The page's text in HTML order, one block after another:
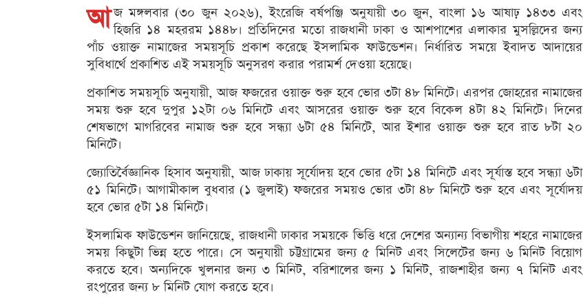
আ জ মঙ্গলবার (৩০ জুন ২০২৬), ইংরেজি বর্ষপঞ্জি অনুযায়ী ৩০ জুন, বাংলা ১৬ আষাঢ় ১৪৩৩ এবং
হিজরি ১৪ মহররম ১৪৪৮। প্রতিদিনের মতো রাজধানী ঢাকা ও আশপাশের এলাকার মুসল্লিদের জন্য
পাঁচ ওয়াক্ত নামাজের সময়সূচি প্রকাশ করেছে ইসলামিক ফাউন্ডেশন। নির্ধারিত সময়ে ইবাদত আদায়ের
সুবিধার্থে প্রকাশিত এই সময়সূচি অনুসরণ করার পরামর্শ দেওয়া হয়েছে।
প্রকাশিত সময়সূচি অনুযায়ী, আজ ফজরের ওয়াক্ত শুরু হবে ভোর ৩টা ৪৮ মিনিটে। এরপর জোহরের নামাজের
সময় শুরু হবে দুপুর ১২টা ০৬ মিনিটে এবং আসরের ওয়াক্ত শুরু হবে বিকেল ৪টা ৪২ মিনিটে। দিনের
শেষভাগে মাগরিবের নামাজ শুরু হবে সন্ধ্যা ৬টা ৫৪ মিনিটে, আর ইশার ওয়াক্ত শুরু হবে রাত ৮টা ২০
মিনিটে।
জ্যোতির্বৈজ্ঞানিক হিসাব অনুযায়ী, আজ ঢাকায় সূর্যোদয় হবে ভোর ৫টা ১৪ মিনিটে এবং সূর্যাস্ত হবে সন্ধ্যা ৬টা
৫১ মিনিটে। আগামীকাল বুধবার (১ জুলাই) ফজরের সময়ও ভোর ৩টা ৪৮ মিনিটে শুরু হবে এবং সূর্যোদয়
হবে ভোর ৫টা ১৪ মিনিটে।
ইসলামিক ফাউন্ডেশন জানিয়েছে, রাজধানী ঢাকার সময়কে ভিত্তি ধরে দেশের অন্যান্য বিভাগীয় শহরে নামাজের
সময় কিছুটা ভিন্ন হতে পারে। সে অনুযায়ী চট্টগ্রামের জন্য ৫ মিনিট এবং সিলেটের জন্য ৬ মিনিট বিয়োগ
করতে হবে। অন্যদিকে খুলনার জন্য ৩ মিনিট, বরিশালের জন্য ১ মিনিট, রাজশাহীর জন্য ৭ মিনিট এবং
রংপুরের জন্য ৮ মিনিট যোগ করতে হবে।